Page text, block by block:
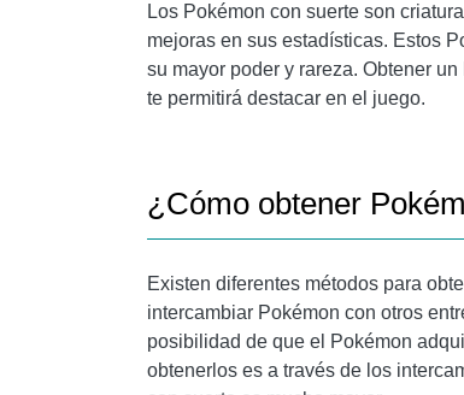
Los Pokémon con suerte son
mejoras en sus estadísticas. Estos
su mayor poder y rareza. Obtener
te permitirá destacar en el juego.
¿Cómo obtener
Existen diferentes métodos para
intercambiar Pokémon con otros
posibilidad de que el Pokémon
obtenerlos es a través de los